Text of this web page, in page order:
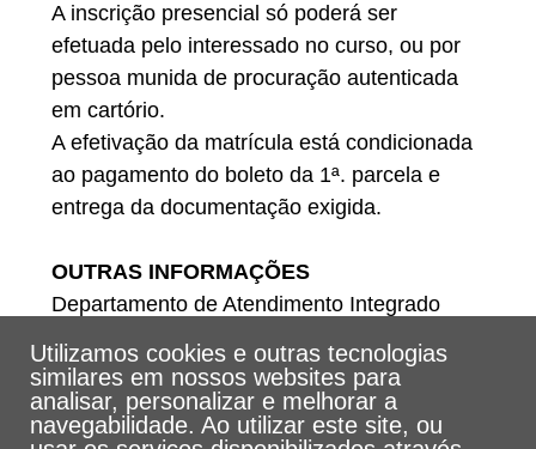
A inscrição presencial só poderá ser
efetuada pelo interessado no curso, ou por
pessoa munida de procuração autenticada
em cartório.
A efetivação da matrícula está condicionada
ao pagamento do boleto da 1ª. parcela e
entrega da documentação exigida.
OUTRAS INFORMAÇÕES
Departamento de Atendimento Integrado
E-mail: dat@unisantos.br
Utilizamos cookies e outras tecnologias
similares em nossos websites para
analisar, personalizar e melhorar a
navegabilidade. Ao utilizar este site, ou